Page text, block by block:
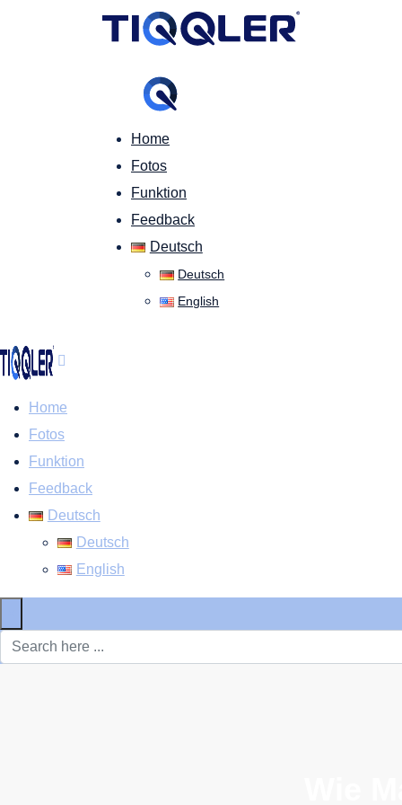
Home
Fotos
Funktion
Feedback
Deutsch
Deutsch
English
Home
Fotos
Funktion
Feedback
Deutsch
Deutsch
English